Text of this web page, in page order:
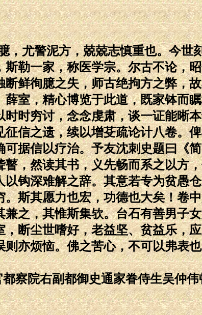
，尤警泥方，兢兢志慎重也。今世
勒一家，称医学宗。尔古不论，
鲜徇臆之失，师古绝拘方之弊，
室，精心博览于此道，既家钵而
时穷讨，念念虔肃，谈一证能晰
信之遗，续以增芟疏论计八卷。
据信以疗治。予友沈刺史题曰《
，然读其书，义先畅而系之以方
钩深难解之辞。其意若专为贫愚
斯其愿力也宏，功德也大矣！卷
之，其惟斯集欤。台石有善男子
断尘世嗜好，老益坚、贫益乐，
亦烦恼。佛之苦心，不可以弗表
察院右副都御史通家眷侍生吴仲